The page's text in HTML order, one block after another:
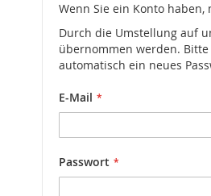
Wenn Sie ein Konto
Durch die Umstellung auf
übernommen werden.
automatisch ein neues
E-Mail
Passwort